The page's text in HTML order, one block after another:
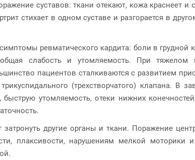
суставов: ткани отекают, кожа краснеет
стихает в одном суставе и разгорается в
ревматического кардита: боли в грудной
слабость и утомляемость. При тяжелом
пациентов сталкиваются с развитием
(трехстворчатого) клапана. В
утомляемость, отеки нижних
другие органы и ткани. Поражение
плаксивости, нарушениям мелкой моторики